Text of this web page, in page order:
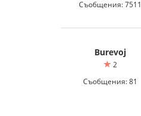
Съобщения: 7511
Burevoj
2
Съобщения: 81